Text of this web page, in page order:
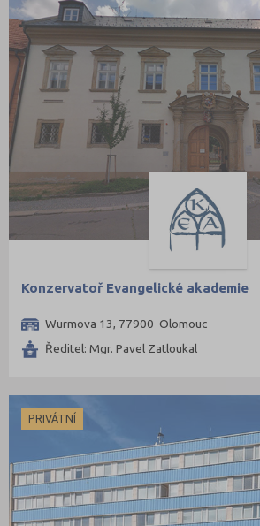
Konzervatoř Evangelické akademie
Wurmova 13, 77900 Olomouc
Ředitel: Mgr. Pavel Zatloukal
PRIVÁTNÍ